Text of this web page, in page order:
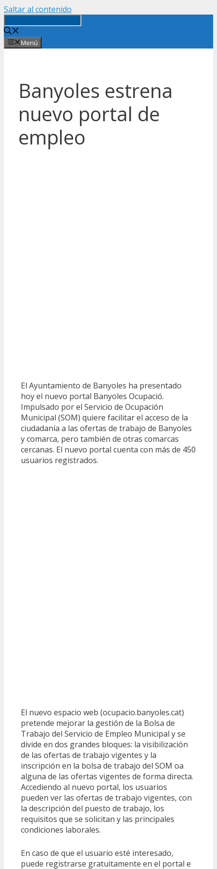
Saltar al contenido
Menú
Banyoles estrena
nuevo portal de
empleo
El Ayuntamiento de Banyoles ha presentado
hoy el nuevo portal Banyoles Ocupació.
Impulsado por el Servicio de Ocupación
Municipal (SOM) quiere facilitar el acceso de la
ciudadanía a las ofertas de trabajo de Banyoles
y comarca, pero también de otras comarcas
cercanas. El nuevo portal cuenta con más de 450
usuarios registrados.
El nuevo espacio web (ocupacio.banyoles.cat)
pretende mejorar la gestión de la Bolsa de
Trabajo del Servicio de Empleo Municipal y se
divide en dos grandes bloques: la visibilización
de las ofertas de trabajo vigentes y la
inscripción en la bolsa de trabajo del SOM oa
alguna de las ofertas vigentes de forma directa.
Accediendo al nuevo portal, los usuarios
pueden ver las ofertas de trabajo vigentes, con
la descripción del puesto de trabajo, los
requisitos que se solicitan y las principales
condiciones laborales.
En caso de que el usuario esté interesado,
puede registrarse gratuitamente en el portal e